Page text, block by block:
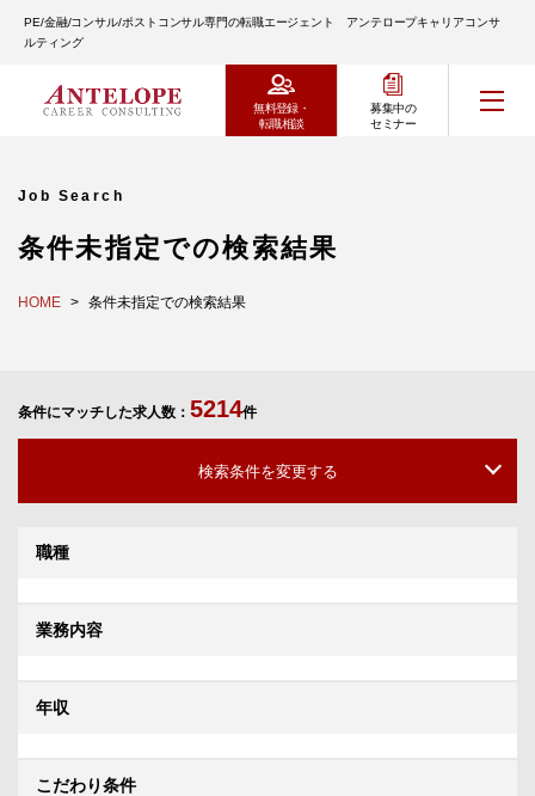
PE/金融/コンサル/ポストコンサル専門の転職エージェント アンテロープキャリアコンサ
ルティング
無料登録・
転職相談
募集中の
セミナー
Job Search
条件未指定での検索結果
HOME 条件未指定での検索結果
条件にマッチした求人数： 5214件
検索条件を変更する
職種
業務内容
年収
こだわり条件